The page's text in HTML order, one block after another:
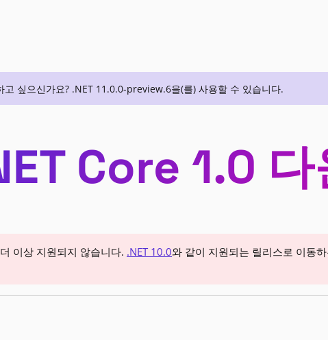
고 싶으신가요? .NET 11.0.0-preview.6을(를) 사용할 수 있습니다.
Core 1.0
이상 지원되지 않습니다. .NET 10.0와 같이 지원되는 릴리스로 이동
이 릴리스에는 보안 문제에 대한 수정 사항이 포함되어 있습니다. 이전 패치 릴리스를 사용하